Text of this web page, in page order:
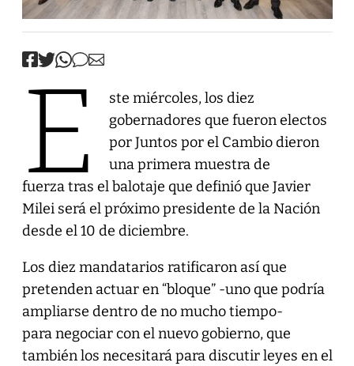
E
ste miércoles, los diez
gobernadores que fueron electos
por Juntos por el Cambio dieron
una primera muestra de
fuerza tras el balotaje que definió que Javier
Milei será el próximo presidente de la Nación
desde el 10 de diciembre.
Los diez mandatarios ratificaron así que
pretenden actuar en “bloque” -uno que podría
ampliarse dentro de no mucho tiempo-
para negociar con el nuevo gobierno, que
también los necesitará para discutir leyes en el